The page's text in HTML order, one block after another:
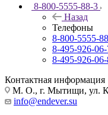
8-800-5555-88-3
Назад
Телефоны
8-800-5555-
8-495-926-
8-495-926-
Контактная информация
М. О., г. Мытищи, ул.
info@endever.su